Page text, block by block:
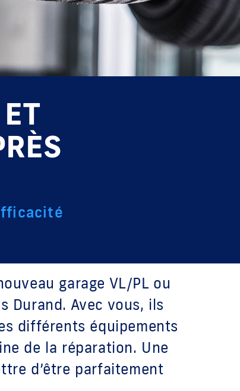
garage VL/PL ou
Durand. Avec vous, ils
différents équipements
de la réparation. Une
d’être parfaitement